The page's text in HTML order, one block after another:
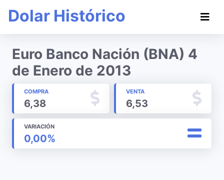
Dolar Histórico
Euro Banco Nación (BNA) 4
de Enero de 2013
COMPRA
6,38
VENTA
6,53
VARIACIÓN
0,00%